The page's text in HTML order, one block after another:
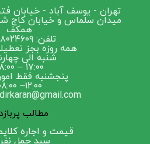
تهران - یوسف آباد - خیابان
همکف
تلفن: ۰۲۱۸۸۰۲۴۶۰۹
همه روزه بجز
شنبه الی
۱۷:۰۰ – ۰۸:۰۰
پنجشنبه فقط
۱۲:۰۰– ۰۸:۰۰
مطالب
قیمت و اجاره
سبد حمل